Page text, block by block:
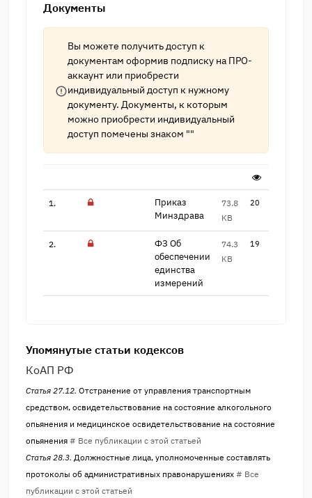
Документы
Вы можете получить доступ к
документам оформив подписку на ПРО-
аккаунт или приобрести
индивидуальный доступ к нужному
документу. Документы, к которым
можно приобрести индивидуальный
доступ помечены знаком ""
1.
Приказ
Минздрава
73.8
KB
20
2.
ФЗ Об
обеспечении
ед​инства
измерений
74.3
KB
19
Упомянутые статьи кодексов
КоАП РФ
Статья 27.12. Отстранение от управления транспортным
средством, освидетельствование на состояние алкогольного
опьянения и медицинское освидетельствование на состояние
опьянения # Все публикации с этой статьей
Статья 28.3. Должностные лица, уполномоченные составлять
протоколы об административных правонарушениях # Все
публикации с этой статьей